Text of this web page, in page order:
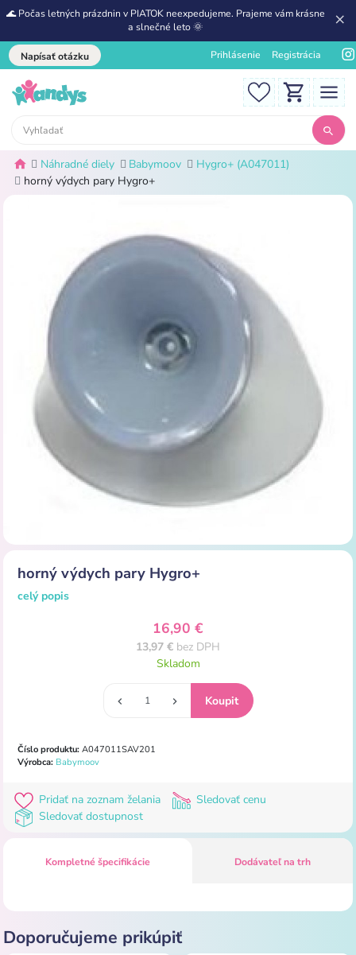
🌊 Počas letných prázdnin v PIATOK neexpedujeme. Prajeme vám krásne
a slnečné leto 🌞
Napísať otázku Prihlásenie Registrácia
Náhradné diely Babymoov
Hygro+ (A047011)
horný výdych pary Hygro+
horný výdych pary Hygro+
celý popis
16,90 €
13,97 € bez DPH
Skladom
Číslo produktu:A047011SAV201
Výrobca: Babymoov
Pridať na zoznam želania
Sledovať cenu
Sledovať dostupnost
Kompletné špecifikácie Dodávateľ na trh
Doporučujeme prikúpiť